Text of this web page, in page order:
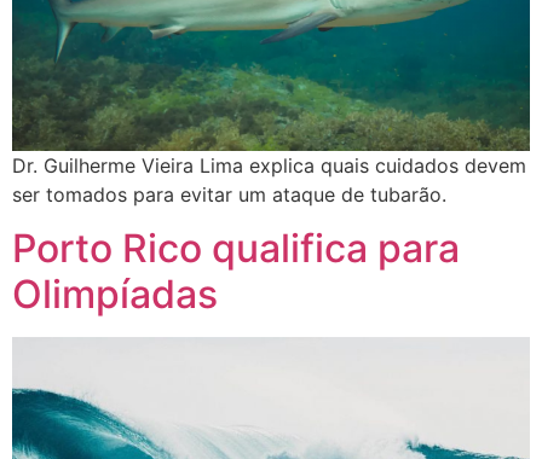
Dr. Guilherme Vieira Lima explica quais cuidados devem
ser tomados para evitar um ataque de tubarão.
Porto Rico qualifica para
Olimpíadas